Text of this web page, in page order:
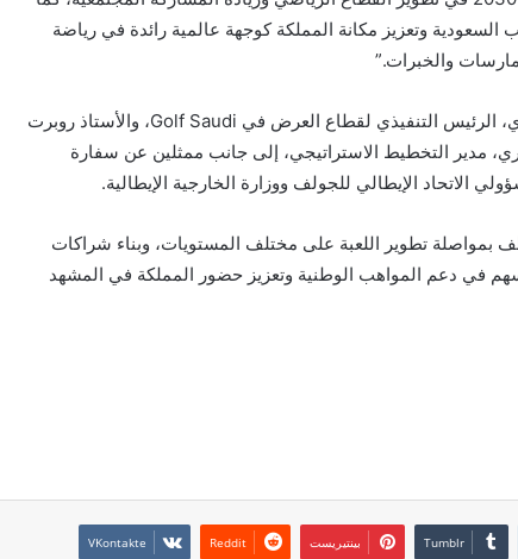
وتعزيز مكانة المملكة كوجهة عالمية رائدة في رياضة
والخبرات.”
وشهدت مراسم التوقيع حضور الأستاذ توماس رودي، الرئيس التنفيذي لقطاع العرض في Golf Saudi، والأستاذ روبرت
مدير التخطيط الاستراتيجي، إلى جانب ممثلين عن سفارة
الاتحاد الإيطالي للجولف ووزارة الخارجية الإيطالية.
بمواصلة تطوير اللعبة على مختلف المستويات، وبناء شراكات
في دعم المواهب الوطنية وتعزيز حضور المملكة في المشهد
بينتيريست